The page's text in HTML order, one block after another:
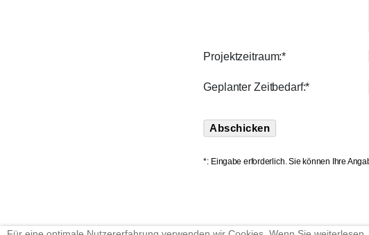
Projektzeitraum:*
Geplanter Zeitbedarf:*
*: Eingabe erforderlich. Sie können Ihre